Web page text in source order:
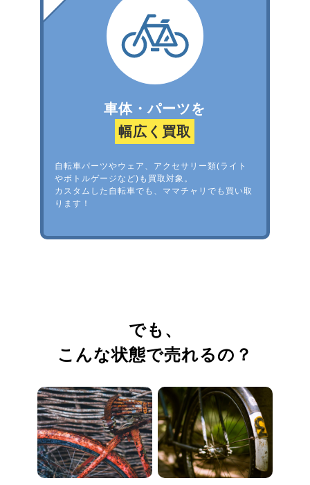
車体・パーツを
幅広く買取
自転車パーツやウェア、アクセサリー類(ライト
やボトルゲージなど)も買取対象。
カスタムした自転車でも、ママチャリでも買い取
ります！
でも、
こんな状態で売れるの？